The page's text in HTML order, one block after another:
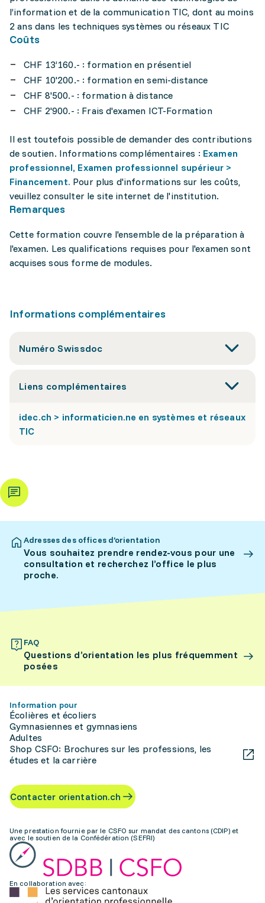
l’information et de la communication TIC, dont au moins
2 ans dans les techniques systèmes ou réseaux TIC
Coûts
CHF 13’160.- : formation en présentiel
CHF 10'200.- : formation en semi-distance
CHF 8'500.- : formation à distance
CHF 2'900.- : Frais d'examen ICT-Formation
Il est toutefois possible de demander des contributions
de soutien. Informations complémentaires : Examen
professionnel, Examen professionnel supérieur >
Financement. Pour plus d'informations sur les coûts,
veuillez consulter le site internet de l'institution.
Remarques
Cette formation couvre l'ensemble de la préparation à
l'examen. Les qualifications requises pour l'examen sont
acquises sous forme de modules.
Informations complémentaires
Numéro Swissdoc
Liens complémentaires
idec.ch > informaticien.ne en systèmes et réseaux
TIC
Adresses des offices d’orientation
Vous souhaitez prendre rendez-vous pour une
consultation et recherchez l’office le plus
proche.
FAQ
Questions d’orientation les plus fréquemment
posées
Information pour
Écolières et écoliers
Gymnasiennes et gymnasiens
Adultes
Shop CSFO: Brochures sur les professions, les
études et la carrière
Contacter orientation.ch
Une prestation fournie par le CSFO sur mandat des cantons (CDIP) et
avec le soutien de la Confédération (SEFRI)
En collaboration avec: